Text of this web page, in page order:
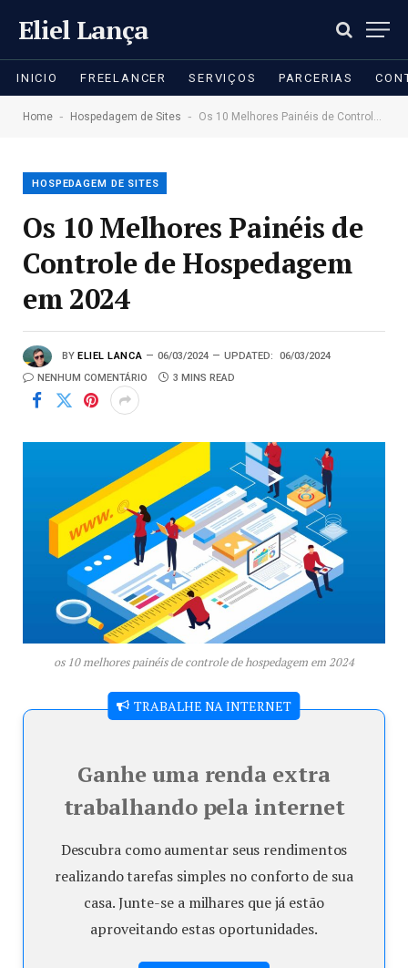
Eliel Lança
INICIO FREELANCER SERVIÇOS PARCERIAS
Home - Hospedagem de Sites - Os 10 Melhores Painéis de Controle de Hospedagem em 2024
HOSPEDAGEM DE SITES
Os 10 Melhores Painéis de
Controle de Hospedagem
em 2024
BY ELIEL LANCA 06/03/2024 UPDATED:
06/03/2024
NENHUM COMENTÁRIO
3 MINS READ
os 10 melhores painéis de controle de hospedagem em 2024
TRABALHE NA INTERNET
Ganhe uma renda extra
trabalhando pela internet
Descubra como aumentar seus rendimentos
realizando tarefas simples no conforto de sua
casa. Junte-se a milhares que já estão
aproveitando estas oportunidades.